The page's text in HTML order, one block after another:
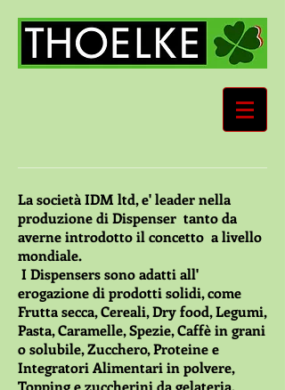
La società IDM ltd, e' leader nella
produzione di Dispenser tanto da
averne introdotto il concetto a livello
mondiale.
I Dispensers sono adatti all'
erogazione di prodotti solidi, come
Frutta secca, Cereali, Dry food, Legumi,
Pasta, Caramelle, Spezie, Caffè in grani
o solubile, Zucchero, Proteine e
Integratori Alimentari in polvere,
Topping e zuccherini da gelateria,